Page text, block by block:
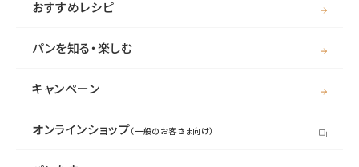
おすすめレシピ
パンを知る・楽しむ
キャンペーン
オンラインショップ（一般のお客さま向け）